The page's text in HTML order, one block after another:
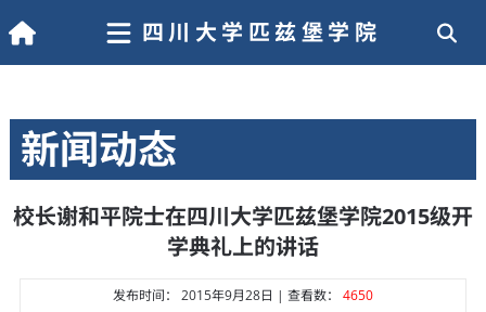
四川大学匹兹堡学院
新闻动态
校长谢和平院士在四川大学匹兹堡学院2015级开
学典礼上的讲话
发布时间： 2015年9月28日 | 查看数： 4650